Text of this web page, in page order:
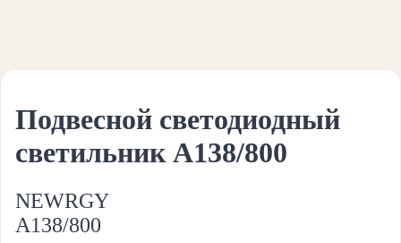
Подвесной светодиодный
светильник A138/800
NEWRGY
A138/800